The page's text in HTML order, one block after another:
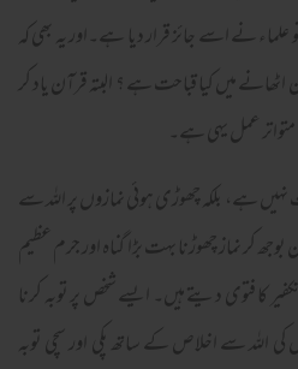
علماء نے اسے جائز قرار دیا ہے۔اور یہ بھی کہ
اٹھانے میں کیا قباحت ہے ؟ البتہ قرآن یاد کر
عمل یہی ہے۔
ہے، بلکہ چھوڑی ہوئی نمازوں پر اللہ سے
کر نماز چھوڑنا بہت بڑا گناہ اور جرم عظیم
کا فتوی دیتے ہیں۔ ایسے شخص پر توبہ کرنا
کی اللہ سے اخلاص کے ساتھ پکی اور سچی توبہ